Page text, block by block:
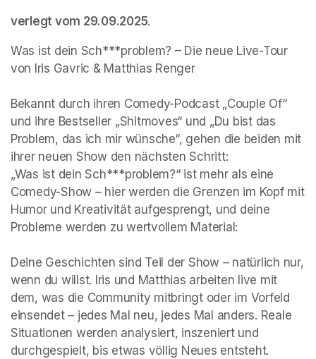
verlegt vom 29.09.2025.
Was ist dein Sch***problem? – Die neue Live-Tour
von Iris Gavric & Matthias Renger
Bekannt durch ihren Comedy-Podcast „Couple Of“
und ihre Bestseller „Shitmoves“ und „Du bist das
Problem, das ich mir wünsche“, gehen die beiden mit
ihrer neuen Show den nächsten Schritt:
„Was ist dein Sch***problem?“ ist mehr als eine
Comedy-Show – hier werden die Grenzen im Kopf mit
Humor und Kreativität aufgesprengt, und deine
Probleme werden zu wertvollem Material:
Deine Geschichten sind Teil der Show – natürlich nur,
wenn du willst. Iris und Matthias arbeiten live mit
dem, was die Community mitbringt oder im Vorfeld
einsendet – jedes Mal neu, jedes Mal anders. Reale
Situationen werden analysiert, inszeniert und
durchgespielt, bis etwas völlig Neues entsteht.